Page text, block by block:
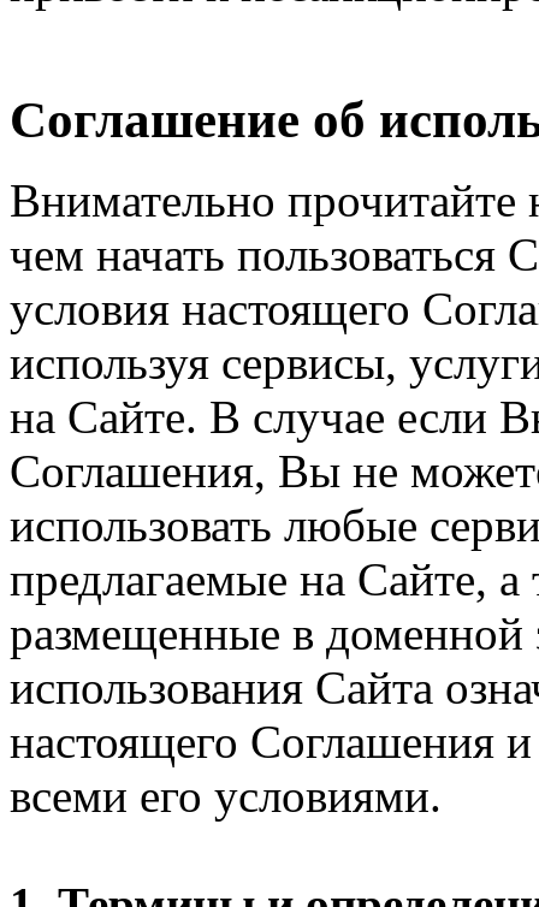
Соглашение об
Внимательно
чем начать
условия настоящего
используя сервисы,
на Сайте. В случае если
Соглашения, Вы не
использовать любые
предлагаемые на Сайте,
размещенные в доменной
использования Сайта
настоящего Соглашения
всеми его условиями.